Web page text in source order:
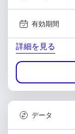
有効期間
詳細を見る
データ